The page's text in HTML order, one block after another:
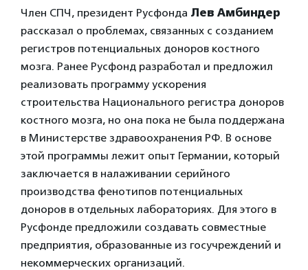
Член СПЧ, президент Русфонда Лев Амбиндер
рассказал о проблемах, связанных с созданием
регистров потенциальных доноров костного
мозга. Ранее Русфонд разработал и предложил
реализовать программу ускорения
строительства Национального регистра доноров
костного мозга, но она пока не была поддержана
в Министерстве здравоохранения РФ. В основе
этой программы лежит опыт Германии, который
заключается в налаживании серийного
производства фенотипов потенциальных
доноров в отдельных лабораториях. Для этого в
Русфонде предложили создавать совместные
предприятия, образованные из госучреждений и
некоммерческих организаций.